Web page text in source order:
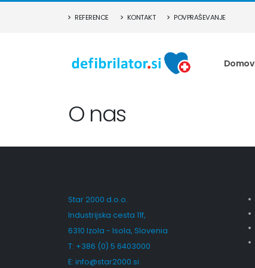
REFERENCE KONTAKT POVPRAŠEVANJE
Domov
O nas
Star 2000 d.o.o.
Industrijska cesta 11f,
6310 Izola - Isola, Slovenia
T: +386 (0) 5 6403000
E: info@star2000.si